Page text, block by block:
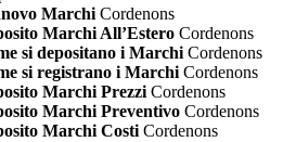
MarchiCordenons
Marchi All’EsteroCordenons
si depositano i MarchiCordenons
si registrano i MarchiCordenons
Marchi PrezziCordenons
Marchi PreventivoCordenons
Marchi CostiCordenons